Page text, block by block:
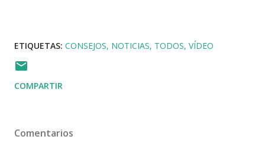
ETIQUETAS: CONSEJOS NOTICIAS TODOS VÍDEO
COMPARTIR
Comentarios